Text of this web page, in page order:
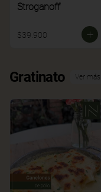
Stroganoff
$39.900
Gratinato Ver más